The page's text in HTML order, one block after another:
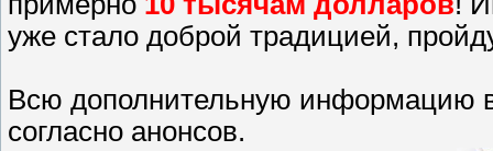
уже стало доброй традицией,
Всю дополнительную информацию
согласно анонсов.